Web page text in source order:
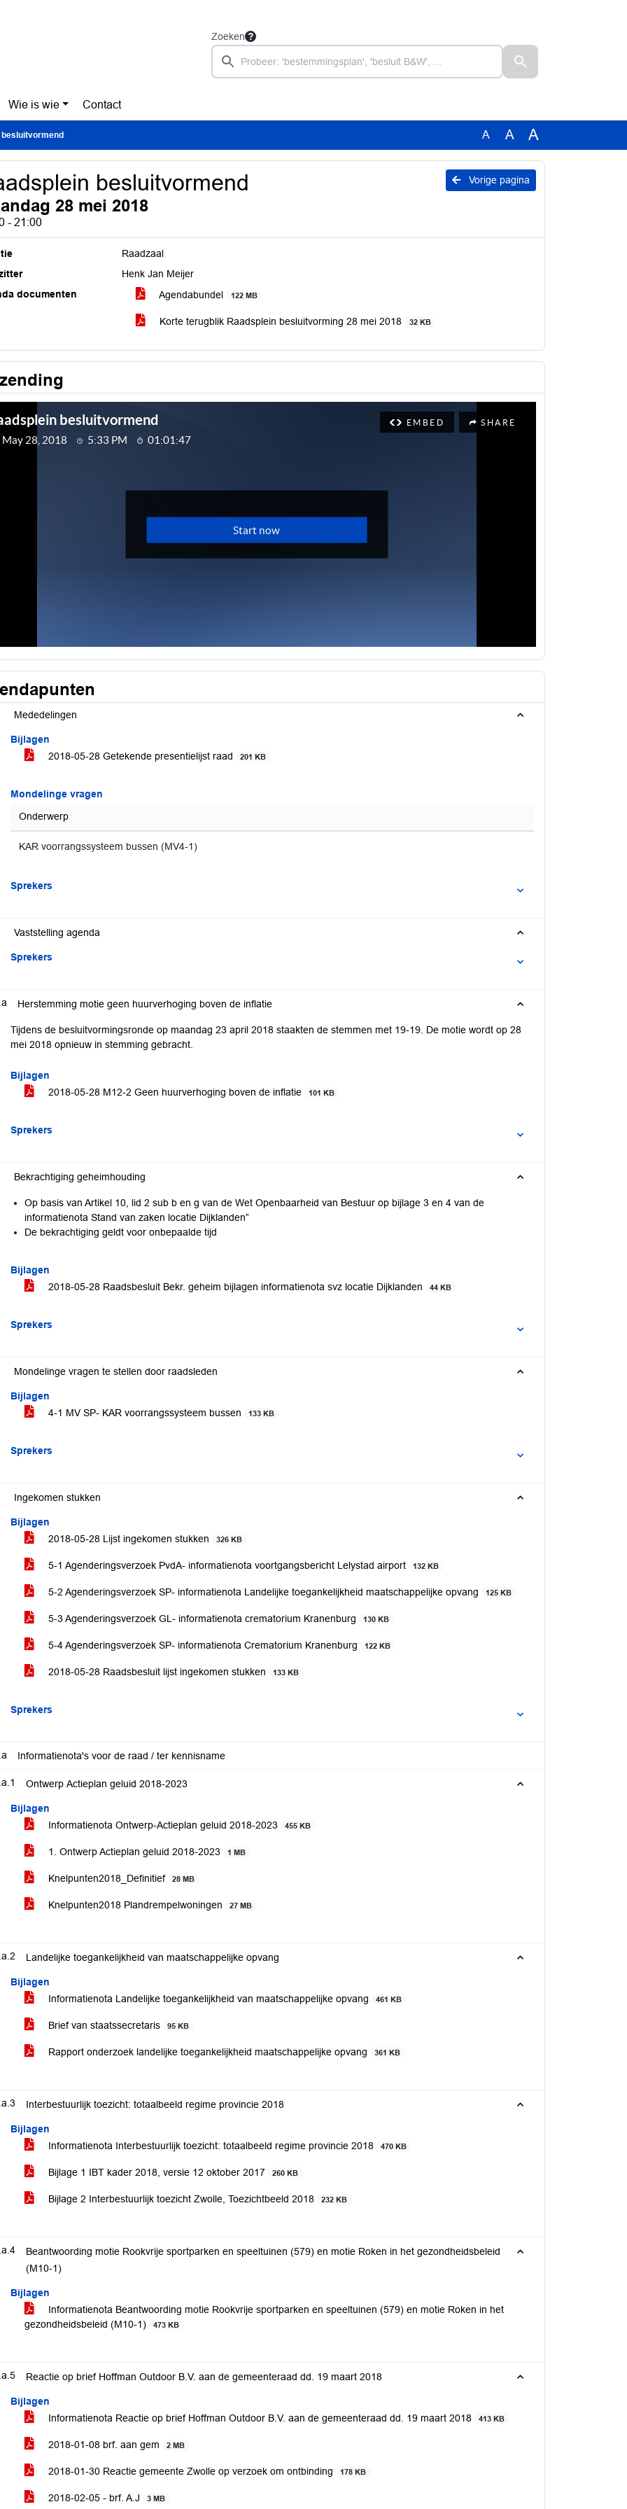
Zoeken
Wie is wie Contact
A A A
Vorige pagina
besluitvormend
28 mei 2018
- 21:00
Raadzaal
Henk Jan Meijer
documenten
Agendabundel 122 MB
Korte terugblik Raadsplein besluitvorming 28 mei 2018 32 KB
Mededelingen
Bijlagen
2018-05-28 Getekende presentielijst raad
201 KB
Mondelinge vragen
Onderwerp
KAR voorrangssysteem bussen (MV4-1)
Sprekers
Vaststelling agenda
Sprekers
Herstemming motie geen huurverhoging boven de inflatie
Tijdens de besluitvormingsronde op maandag 23 april 2018 staakten de stemmen met 19-19. De motie wordt op 28
mei 2018 opnieuw in stemming gebracht.
Bijlagen
2018-05-28 M12-2 Geen huurverhoging boven de inflatie
101 KB
Sprekers
Bekrachtiging geheimhouding
Op basis van Artikel 10, lid 2 sub b en g van de Wet Openbaarheid van Bestuur op bijlage 3 en 4 van de
informatienota Stand van zaken locatie Dijklanden”
De bekrachtiging geldt voor onbepaalde tijd
Bijlagen
2018-05-28 Raadsbesluit Bekr. geheim bijlagen informatienota svz locatie Dijklanden
44 KB
Sprekers
Mondelinge vragen te stellen door raadsleden
Bijlagen
4-1 MV SP- KAR voorrangssysteem bussen
133 KB
Sprekers
Ingekomen stukken
Bijlagen
2018-05-28 Lijst ingekomen stukken
326 KB
5-1 Agenderingsverzoek PvdA- informatienota voortgangsbericht Lelystad airport 132 KB
5-2 Agenderingsverzoek SP- informatienota Landelijke toegankelijkheid maatschappelijke opvang 125 KB
5-3 Agenderingsverzoek GL- informatienota crematorium Kranenburg 130 KB
5-4 Agenderingsverzoek SP- informatienota Crematorium Kranenburg 122 KB
2018-05-28 Raadsbesluit lijst ingekomen stukken 133 KB
Sprekers
Informatienota's voor de raad / ter kennisname
Ontwerp Actieplan geluid 2018-2023
Bijlagen
Informatienota Ontwerp-Actieplan geluid 2018-2023
455 KB
1. Ontwerp Actieplan geluid 2018-2023 1 MB
Knelpunten2018_Definitief 28 MB
Knelpunten2018 Plandrempelwoningen 27 MB
Landelijke toegankelijkheid van maatschappelijke opvang
Bijlagen
Informatienota Landelijke toegankelijkheid van maatschappelijke opvang
461 KB
Brief van staatssecretaris 95 KB
Rapport onderzoek landelijke toegankelijkheid maatschappelijke opvang 361 KB
Interbestuurlijk toezicht: totaalbeeld regime provincie 2018
Bijlagen
Informatienota Interbestuurlijk toezicht: totaalbeeld regime provincie 2018
470 KB
Bijlage 1 IBT kader 2018, versie 12 oktober 2017 260 KB
Bijlage 2 Interbestuurlijk toezicht Zwolle, Toezichtbeeld 2018 232 KB
Beantwoording motie Rookvrije sportparken en speeltuinen (579) en motie Roken in het gezondheidsbeleid
(M10-1)
Bijlagen
Informatienota Beantwoording motie Rookvrije sportparken en speeltuinen (579) en motie Roken in het
gezondheidsbeleid (M10-1)
473 KB
Reactie op brief Hoffman Outdoor B.V. aan de gemeenteraad dd. 19 maart 2018
Bijlagen
Informatienota Reactie op brief Hoffman Outdoor B.V. aan de gemeenteraad dd. 19 maart 2018
413 KB
2018-01-08 brf. aan gem 2 MB
2018-01-30 Reactie gemeente Zwolle op verzoek om ontbinding 178 KB
2018-02-05 - brf. A.J 3 MB